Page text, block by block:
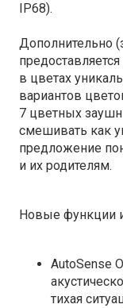
IP68).
Дополнительно
в цветах
вариантов
7 цветных
смешивать как
предложение
и их родителям.
Новые функции
AutoSense
тихая